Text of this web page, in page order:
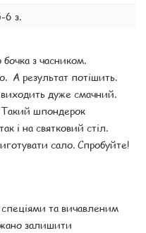
6 з.
з часником.
А результат потішить.
дуже смачний.
шпондерок
і на святковий стіл.
сало. Спробуйте!
та вичавленим
залишити